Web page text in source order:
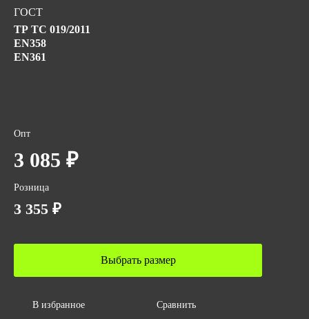
ГОСТ
ТР ТС 019/2011
EN358
EN361
Опт
3 085 ₽
Розница
3 355 ₽
Выбрать размер
В избранное Сравнить